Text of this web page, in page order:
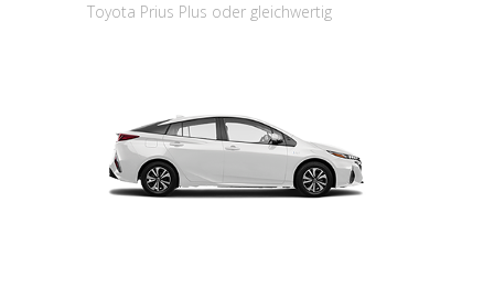
Toyota Prius Plus oder gleichwertig